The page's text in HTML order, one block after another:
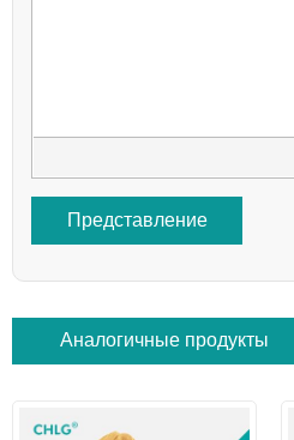
Представление
Аналогичные продукты